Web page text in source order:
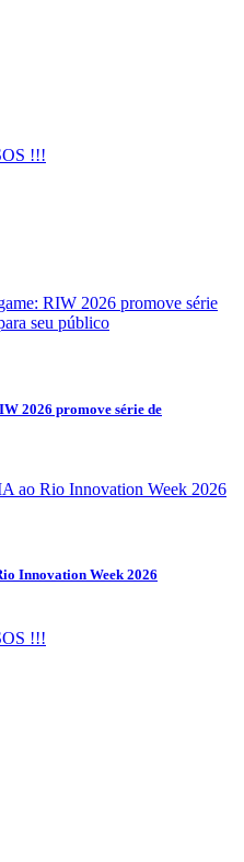
2026 promove série de
Innovation Week 2026